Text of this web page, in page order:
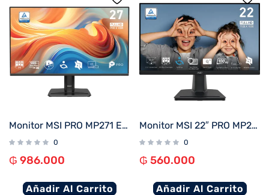
Monitor MSI PRO MP271 E14A 27″ 144Hz Full HD IPS
0
₲ 986.000
Añadir Al Carrito
Monitor MSI 22″ PRO MP225 100HZ
0
₲ 560.000
Añadir Al Carrito